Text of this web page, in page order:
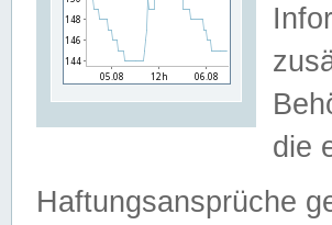
die
Haftungsansprüche